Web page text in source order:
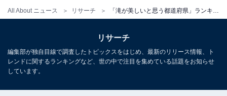
All About ニュース リサーチ
リサーチ
編集部が独自目線で調査したトピックスをはじめ、最新のリリース情報、ト
レンドに関するランキングなど、世の中で注目を集めている話題をお知らせ
しています。